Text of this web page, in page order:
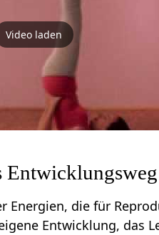
Video laden
Entwicklungsweg
Energien, die für
Entwicklung, das